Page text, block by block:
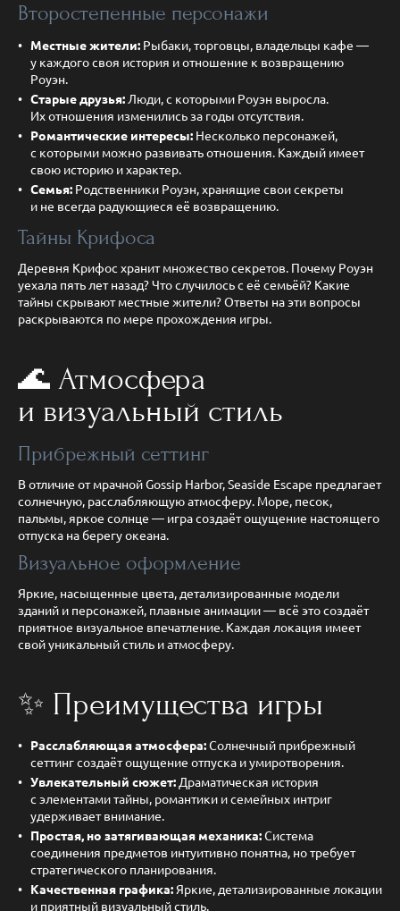
Второстепенные персонажи
Местные жители: Рыбаки, торговцы, владельцы кафе —
у каждого своя история и отношение к возвращению
Роуэн.
Старые друзья: Люди, с которыми Роуэн выросла.
Их отношения изменились за годы отсутствия.
Романтические интересы: Несколько персонажей,
с которыми можно развивать отношения. Каждый имеет
свою историю и характер.
Семья: Родственники Роуэн, хранящие свои секреты
и не всегда радующиеся её возвращению.
Тайны Крифоса
Деревня Крифос хранит множество секретов. Почему Роуэн
уехала пять лет назад? Что случилось с её семьёй? Какие
тайны скрывают местные жители? Ответы на эти вопросы
раскрываются по мере прохождения игры.
🌊 Атмосфера
и визуальный стиль
Прибрежный сеттинг
В отличие от мрачной Gossip Harbor, Seaside Escape предлагает
солнечную, расслабляющую атмосферу. Море, песок,
пальмы, яркое солнце — игра создаёт ощущение настоящего
отпуска на берегу океана.
Визуальное оформление
Яркие, насыщенные цвета, детализированные модели
зданий и персонажей, плавные анимации — всё это создаёт
приятное визуальное впечатление. Каждая локация имеет
свой уникальный стиль и атмосферу.
✨ Преимущества игры
Расслабляющая атмосфера:Солнечный прибрежный
сеттинг создаёт ощущение отпуска и умиротворения.
Увлекательный сюжет: Драматическая история
с элементами тайны, романтики и семейных интриг
удерживает внимание.
Простая, но затягивающая механика:Система
соединения предметов интуитивно понятна, но требует
стратегического планирования.
Качественная графика: Яркие, детализированные локации
и приятный визуальный стиль.